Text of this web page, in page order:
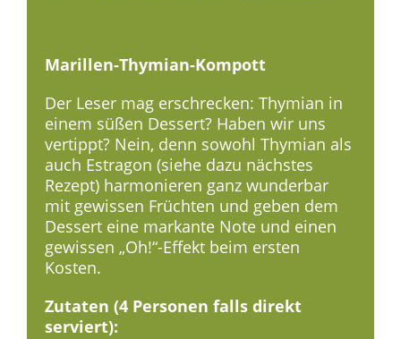
Marillen-Thymian-Kompott
Der Leser mag erschrecken: Thymian in
einem süßen Dessert? Haben wir uns
vertippt? Nein, denn sowohl Thymian als
auch Estragon (siehe dazu nächstes
Rezept) harmonieren ganz wunderbar
mit gewissen Früchten und geben dem
Dessert eine markante Note und einen
gewissen „Oh!“-Effekt beim ersten
Kosten.
Zutaten (4 Personen falls direkt
serviert):